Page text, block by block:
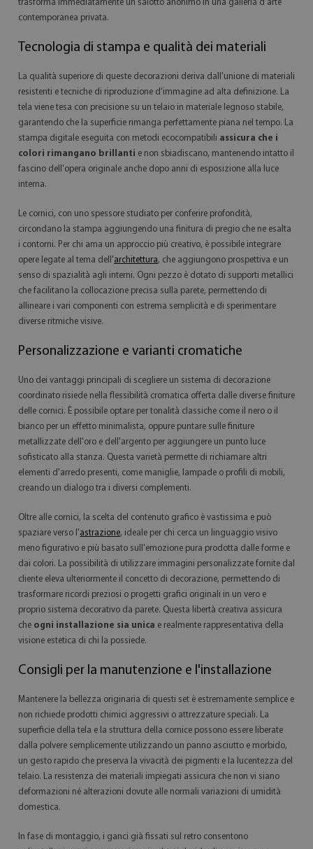
trasforma immediatamente un salotto anonimo in una galleria d'arte
contemporanea privata.
Tecnologia di stampa e qualità dei materiali
La qualità superiore di queste decorazioni deriva dall'unione di materiali
resistenti e tecniche di riproduzione d'immagine ad alta definizione. La
tela viene tesa con precisione su un telaio in materiale legnoso stabile,
garantendo che la superficie rimanga perfettamente piana nel tempo. La
stampa digitale eseguita con metodi ecocompatibili assicura che i
colori rimangano brillanti e non sbiadiscano, mantenendo intatto il
fascino dell'opera originale anche dopo anni di esposizione alla luce
interna.
Le cornici, con uno spessore studiato per conferire profondità,
circondano la stampa aggiungendo una finitura di pregio che ne esalta
i contorni. Per chi ama un approccio più creativo, è possibile integrare
opere legate al tema dell'architettura, che aggiungono prospettiva e un
senso di spazialità agli interni. Ogni pezzo è dotato di supporti metallici
che facilitano la collocazione precisa sulla parete, permettendo di
allineare i vari componenti con estrema semplicità e di sperimentare
diverse ritmiche visive.
Personalizzazione e varianti cromatiche
Uno dei vantaggi principali di scegliere un sistema di decorazione
coordinato risiede nella flessibilità cromatica offerta dalle diverse finiture
delle cornici. È possibile optare per tonalità classiche come il nero o il
bianco per un effetto minimalista, oppure puntare sulle finiture
metallizzate dell'oro e dell'argento per aggiungere un punto luce
sofisticato alla stanza. Questa varietà permette di richiamare altri
elementi d'arredo presenti, come maniglie, lampade o profili di mobili,
creando un dialogo tra i diversi complementi.
Oltre alle cornici, la scelta del contenuto grafico è vastissima e può
spaziare verso l'astrazione, ideale per chi cerca un linguaggio visivo
meno figurativo e più basato sull'emozione pura prodotta dalle forme e
dai colori. La possibilità di utilizzare immagini personalizzate fornite dal
cliente eleva ulteriormente il concetto di decorazione, permettendo di
trasformare ricordi preziosi o progetti grafici originali in un vero e
proprio sistema decorativo da parete. Questa libertà creativa assicura
che ogni installazione sia unica e realmente rappresentativa della
visione estetica di chi la possiede.
Consigli per la manutenzione e l'installazione
Mantenere la bellezza originaria di questi set è estremamente semplice e
non richiede prodotti chimici aggressivi o attrezzature speciali. La
superficie della tela e la struttura della cornice possono essere liberate
dalla polvere semplicemente utilizzando un panno asciutto e morbido,
un gesto rapido che preserva la vivacità dei pigmenti e la lucentezza del
telaio. La resistenza dei materiali impiegati assicura che non vi siano
deformazioni né alterazioni dovute alle normali variazioni di umidità
domestica.
In fase di montaggio, i ganci già fissati sul retro consentono